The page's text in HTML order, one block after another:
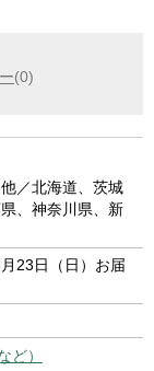
(0)
／北海道、茨城
、神奈川県、新
23日（日）お届
ど）